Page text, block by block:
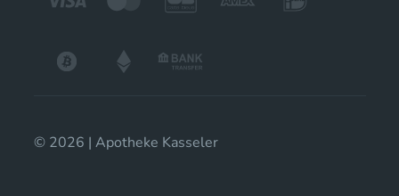
© 2026 | Apotheke Kasseler